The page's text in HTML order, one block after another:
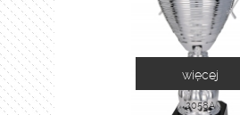
2058A
więcej